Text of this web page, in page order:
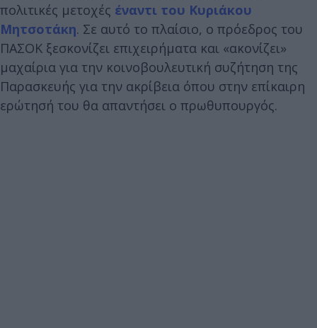
πολιτικές μετοχές έναντι του Κυριάκου
Μητσοτάκη. Σε αυτό το πλαίσιο, ο πρόεδρος του
ΠΑΣΟΚ ξεσκονίζει επιχειρήματα και «ακονίζει»
μαχαίρια για την κοινοβουλευτική συζήτηση της
Παρασκευής για την ακρίβεια όπου στην επίκαιρη
ερώτησή του θα απαντήσει ο πρωθυπουργός.